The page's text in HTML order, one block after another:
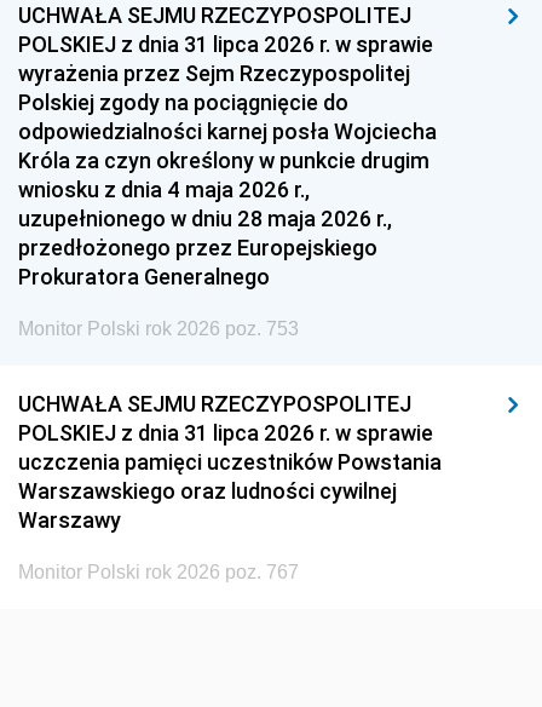
1954 1953 1952
1951 1950 1949
1948 1947
1939 1938 1937
1936 1930
UCHWAŁA SEJMU RZECZYPOSPOLITEJ
POLSKIEJ z dnia 31 lipca 2026 r. w sprawie
wyrażenia przez Sejm Rzeczypospolitej
Polskiej zgody na pociągnięcie do
odpowiedzialności karnej posła Wojciecha
Króla za czyn określony w punkcie drugim
wniosku z dnia 4 maja 2026 r.,
uzupełnionego w dniu 28 maja 2026 r.,
przedłożonego przez Europejskiego
Prokuratora Generalnego
Monitor Polski rok 2026 poz. 753
UCHWAŁA SEJMU RZECZYPOSPOLITEJ
POLSKIEJ z dnia 31 lipca 2026 r. w sprawie
uczczenia pamięci uczestników Powstania
Warszawskiego oraz ludności cywilnej
Warszawy
Monitor Polski rok 2026 poz. 767